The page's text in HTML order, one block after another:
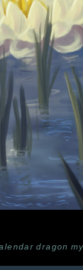
dragon